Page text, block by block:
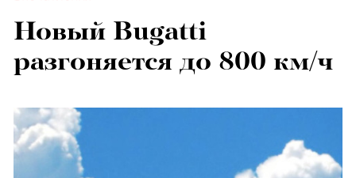
Новый Bugatti
разгоняется до 800 км/ч